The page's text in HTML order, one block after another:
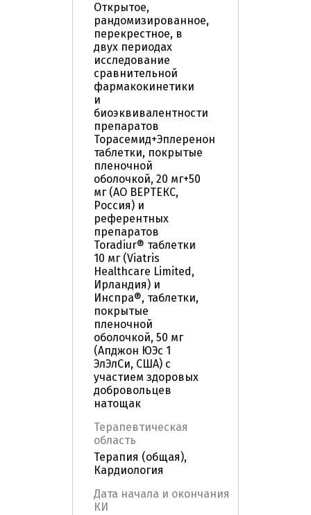
Открытое,
рандомизированное,
перекрестное, в
двух периодах
исследование
сравнительной
фармакокинетики
и
биоэквивалентности
препаратов
Торасемид+Эплеренон
таблетки, покрытые
пленочной
оболочкой, 20 мг+50
мг (АО ВЕРТЕКС,
Россия) и
референтных
препаратов
Toradiur® таблетки
10 мг (Viatris
Healthcare Limited,
Ирландия) и
Инспра®, таблетки,
покрытые
пленочной
оболочкой, 50 мг
(Апджон ЮЭс 1
ЭлЭлСи, США) с
участием здоровых
добровольцев
натощак
Терапевтическая
область
Терапия (общая),
Кардиология
Дата начала и окончания
КИ